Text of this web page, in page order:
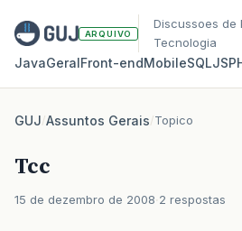
ARQUIVO
Discussoes de
Tecnologia
JavaGeralFront‑endMobileSQLJS
GUJ/Assuntos Gerais/Topico
Tcc
15 de dezembro de 2008 2 respostas